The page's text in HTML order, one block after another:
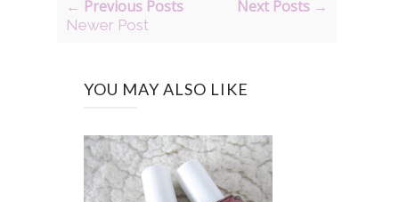
← Previous Posts
Newer Post
Next Posts →
YOU MAY ALSO LIKE